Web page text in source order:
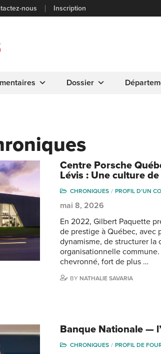
nous Inscription
Dossier
Centre Porsche
Lévis : Une culture
CHRONIQUES PROFIL D'UN
mai 8, 2026
En 2022, Gilbert Paquette
de prestige à Québec, avec
dynamisme, de structurer la
organisationnelle
chevronné, fort de plus …
BY NATHALIE SAVARIA
Banque Nationale —
CHRONIQUES PROFIL DE